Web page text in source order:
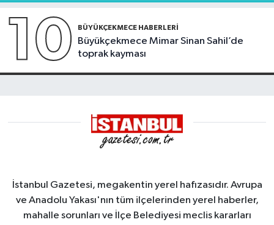
10 BÜYÜKÇEKMECE HABERLERI
Büyükçekmece Mimar Sinan Sahil’de
toprak kayması
İstanbul Gazetesi, megakentin yerel hafızasıdır. Avrupa
ve Anadolu Yakası'nın tüm ilçelerinden yerel haberler,
mahalle sorunları ve İlçe Belediyesi meclis kararları